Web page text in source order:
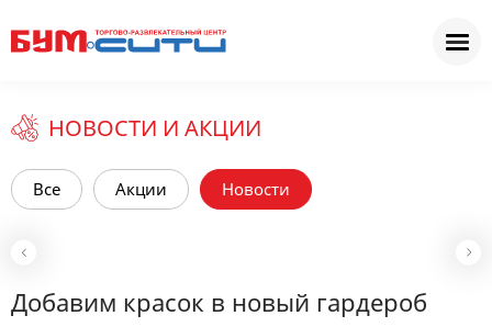
НОВОСТИ И АКЦИИ
Все Акции Новости
Добавим красок в новый гардероб